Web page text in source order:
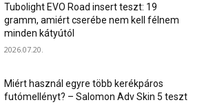
Tubolight EVO Road insert teszt: 19
gramm, amiért cserébe nem kell félnem
minden kátyútól
2026.07.20.
Miért használ egyre több kerékpáros
futómellényt? – Salomon Adv Skin 5 teszt